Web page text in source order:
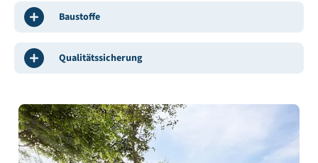
Baustoffe
Qualitätssicherung